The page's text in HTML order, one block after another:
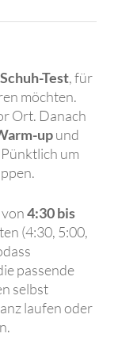
Test, für
möchten.
Ort. Danach
upund
um
4:30 bis
(4:30, 5:00,
passende
selbst
laufen oder